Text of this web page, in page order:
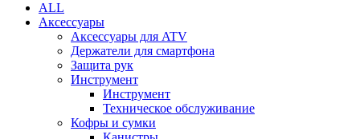
ALL
Аксессуары
Аксессуары для ATV
Держатели для смартфона
Защита рук
Инструмент
Инструмент
Техническое обслуживание
Кофры и сумки